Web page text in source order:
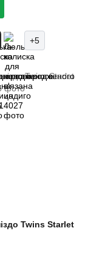
+5
Twins Starlet